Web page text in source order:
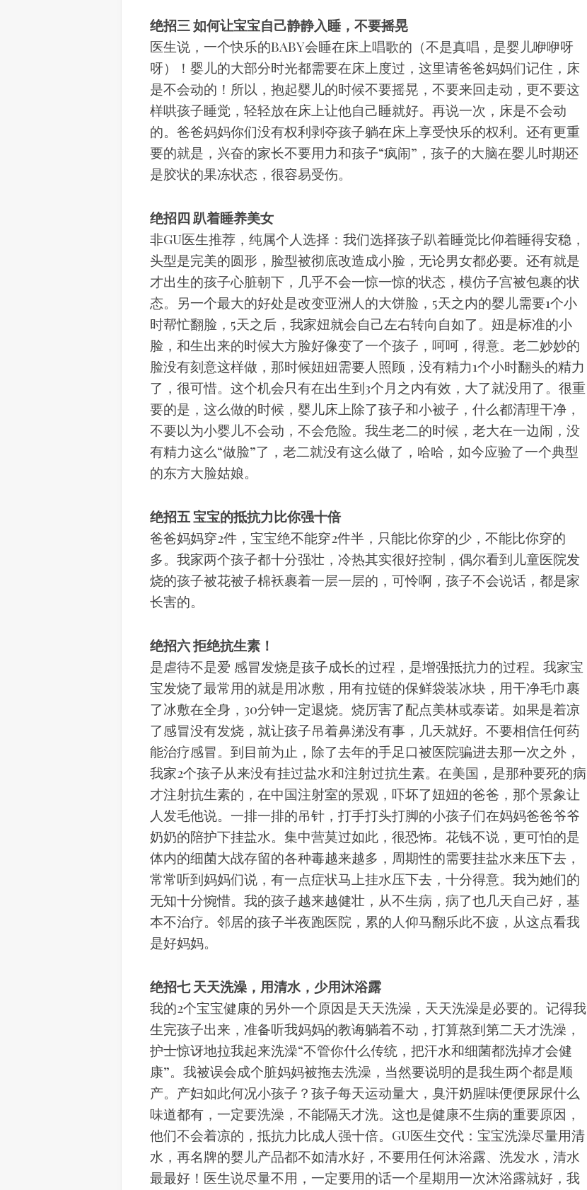
绝招三 如何让宝宝自己静静入睡，不要摇晃
医生说，一个快乐的BABY会睡在床上唱歌的（不是真唱，是婴儿咿咿呀
呀）！婴儿的大部分时光都需要在床上度过，这里请爸爸妈妈们记住，床
是不会动的！所以，抱起婴儿的时候不要摇晃，不要来回走动，更不要这
样哄孩子睡觉，轻轻放在床上让他自己睡就好。再说一次，床是不会动
的。爸爸妈妈你们没有权利剥夺孩子躺在床上享受快乐的权利。还有更重
要的就是，兴奋的家长不要用力和孩子“疯闹”，孩子的大脑在婴儿时期还
是胶状的果冻状态，很容易受伤。
绝招四 趴着睡养美女
非GU医生推荐，纯属个人选择：我们选择孩子趴着睡觉比仰着睡得安稳，
头型是完美的圆形，脸型被彻底改造成小脸，无论男女都必要。还有就是
才出生的孩子心脏朝下，几乎不会一惊一惊的状态，模仿子宫被包裹的状
态。另一个最大的好处是改变亚洲人的大饼脸，5天之内的婴儿需要1个小
时帮忙翻脸，5天之后，我家妞就会自己左右转向自如了。妞是标准的小
脸，和生出来的时候大方脸好像变了一个孩子，呵呵，得意。老二妙妙的
脸没有刻意这样做，那时候妞妞需要人照顾，没有精力1个小时翻头的精力
了，很可惜。这个机会只有在出生到3个月之内有效，大了就没用了。很重
要的是，这么做的时候，婴儿床上除了孩子和小被子，什么都清理干净，
不要以为小婴儿不会动，不会危险。我生老二的时候，老大在一边闹，没
有精力这么“做脸”了，老二就没有这么做了，哈哈，如今应验了一个典型
的东方大脸姑娘。
绝招五 宝宝的抵抗力比你强十倍
爸爸妈妈穿2件，宝宝绝不能穿2件半，只能比你穿的少，不能比你穿的
多。我家两个孩子都十分强壮，冷热其实很好控制，偶尔看到儿童医院发
烧的孩子被花被子棉袄裹着一层一层的，可怜啊，孩子不会说话，都是家
长害的。
绝招六 拒绝抗生素！
是虐待不是爱 感冒发烧是孩子成长的过程，是增强抵抗力的过程。我家宝
宝发烧了最常用的就是用冰敷，用有拉链的保鲜袋装冰块，用干净毛巾裹
了冰敷在全身，30分钟一定退烧。烧厉害了配点美林或泰诺。如果是着凉
了感冒没有发烧，就让孩子吊着鼻涕没有事，几天就好。不要相信任何药
能治疗感冒。到目前为止，除了去年的手足口被医院骗进去那一次之外，
我家2个孩子从来没有挂过盐水和注射过抗生素。在美国，是那种要死的病
才注射抗生素的，在中国注射室的景观，吓坏了妞妞的爸爸，那个景象让
人发毛他说。一排一排的吊针，打手打头打脚的小孩子们在妈妈爸爸爷爷
奶奶的陪护下挂盐水。集中营莫过如此，很恐怖。花钱不说，更可怕的是
体内的细菌大战存留的各种毒越来越多，周期性的需要挂盐水来压下去，
常常听到妈妈们说，有一点症状马上挂水压下去，十分得意。我为她们的
无知十分惋惜。我的孩子越来越健壮，从不生病，病了也几天自己好，基
本不治疗。邻居的孩子半夜跑医院，累的人仰马翻乐此不疲，从这点看我
是好妈妈。
绝招七 天天洗澡，用清水，少用沐浴露
我的2个宝宝健康的另外一个原因是天天洗澡，天天洗澡是必要的。记得我
生完孩子出来，准备听我妈妈的教诲躺着不动，打算熬到第二天才洗澡，
护士惊讶地拉我起来洗澡“不管你什么传统，把汗水和细菌都洗掉才会健
康”。我被误会成个脏妈妈被拖去洗澡，当然要说明的是我生两个都是顺
产。产妇如此何况小孩子？孩子每天运动量大，臭汗奶腥味便便尿尿什么
味道都有，一定要洗澡，不能隔天才洗。这也是健康不生病的重要原因，
他们不会着凉的，抵抗力比成人强十倍。GU医生交代：宝宝洗澡尽量用清
水，再名牌的婴儿产品都不如清水好，不要用任何沐浴露、洗发水，清水
最最好！医生说尽量不用，一定要用的话一个星期用一次沐浴露就好，我